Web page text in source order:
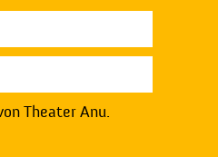
Theater Anu.